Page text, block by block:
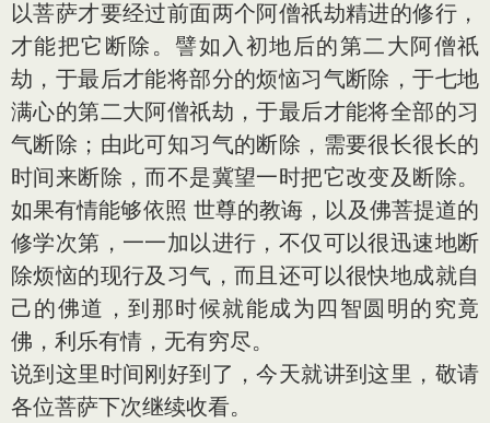
以菩萨才要经过前面两个阿僧祇劫精进的修行，
才能把它断除。譬如入初地后的第二大阿僧祇
劫，于最后才能将部分的烦恼习气断除，于七地
满心的第二大阿僧祇劫，于最后才能将全部的习
气断除；由此可知习气的断除，需要很长很长的
时间来断除，而不是冀望一时把它改变及断除。
如果有情能够依照 世尊的教诲，以及佛菩提道的
修学次第，一一加以进行，不仅可以很迅速地断
除烦恼的现行及习气，而且还可以很快地成就自
己的佛道，到那时候就能成为四智圆明的究竟
佛，利乐有情，无有穷尽。
说到这里时间刚好到了，今天就讲到这里，敬请
各位菩萨下次继续收看。